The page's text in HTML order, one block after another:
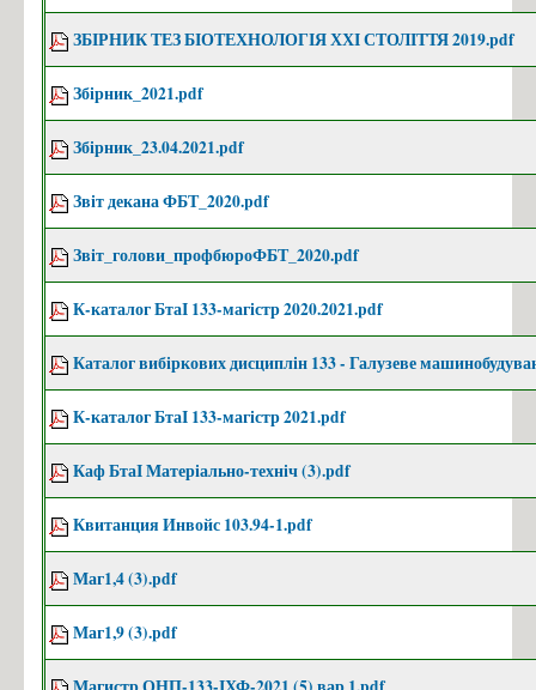
ЗБІРНИК ТЕЗ БІОТЕХНОЛОГІЯ ХХІ СТОЛІТТЯ 2019.pdf
Збірник_2021.pdf
Збірник_23.04.2021.pdf
Звіт декана ФБТ_2020.pdf
Звіт_голови_профбюроФБТ_2020.pdf
К-каталог БтаІ 133-магістр 2020.2021.pdf
Каталог вибіркових дисциплін 133 - Галузеве
К-каталог БтаІ 133-магістр 2021.pdf
Каф БтаІ Матеріально-техніч (3).pdf
Квитанция Инвойс 103.94-1.pdf
Маг1,4 (3).pdf
Маг1,9 (3).pdf